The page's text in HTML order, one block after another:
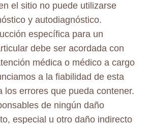
el sitio no puede utilizarse
y autodiagnóstico.
específica para un
debe ser acordada con
médica o médico a cargo
a la fiabilidad de esta
los errores que pueda contener.
de ningún daño
especial u otro daño indirecto